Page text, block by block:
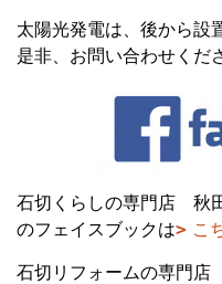
太陽光発電は、後から設
是非、お問い合わせくだ
石切くらしの専門店 秋
のフェイスブックは
こ
石切リフォームの専門